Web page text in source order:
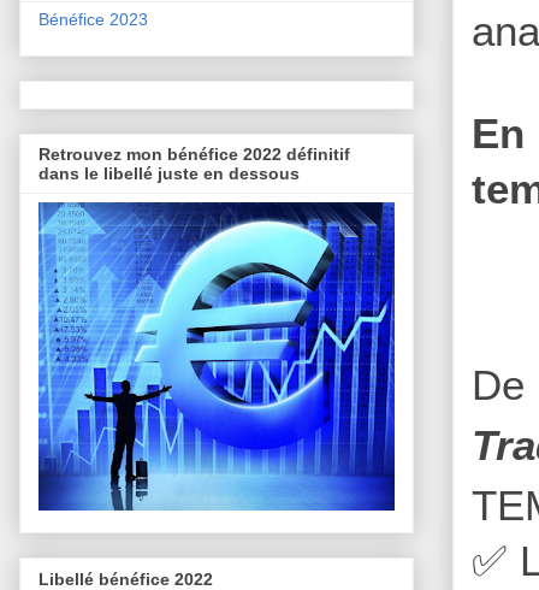
✅
Bénéfice 2023
Retrouvez mon bénéfice 2022 définitif
dans le libellé juste en dessous
Libellé bénéfice 2022